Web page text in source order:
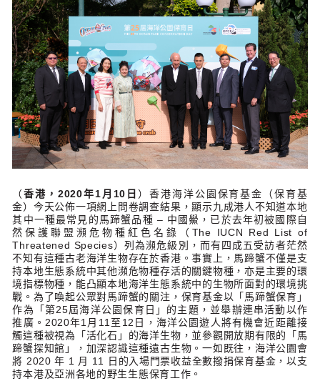
（香港，2020年1月 10 日）香港海洋公園保育基金（保育基
金）今天公佈一項網上問卷調查結果，顯示九成港人不知道本地
其中一種最常見的馬蹄蟹品種 – 中國鱟，已於去年初被國際自
然保護聯盟瀕危物種紅色名錄（The IUCN Red List of
Threatened Species）列為瀕危級別，而有四成五受訪者茫然
不知有這種古老海洋生物存在於香港。事實上，馬蹄蟹不僅是支
持本地生態系統中其他瀕危物種存活的關鍵物種，亦是主要的環
境指標物種，能凸顯本地海洋生態系統中的生物所面對的環境挑
戰。為了喚起公眾對馬蹄蟹的關注，保育基金以「馬蹄蟹保育」
作為「第25屆海洋公園保育日」的主題，並舉辦連串活動以作
推廣。2020年1月11至12日，海洋公園遊人將有機會近距離接
觸這種被視為「活化石」的海洋生物，並參觀開放期有限的「馬
蹄蟹探知館」，加深認識這種遠古生物。一如既往，海洋公園會
將 2020 年 1 月 11 日的入場門票收益全數撥捐保育基金，以支
持本港及亞洲各地的野生生態保育工作。